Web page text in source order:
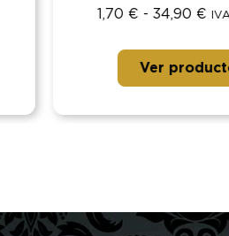
1,70€ - 34,90€ IVA
Ver producto